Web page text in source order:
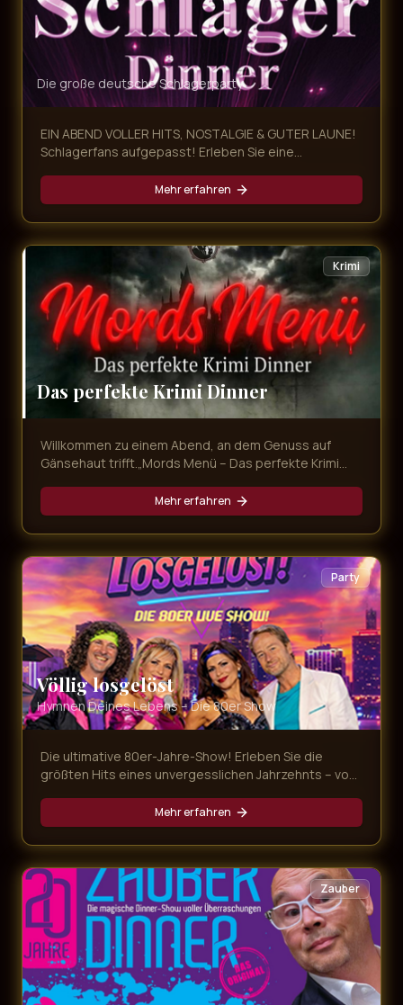
Die große deutsche Schlagerparty
EIN ABEND VOLLER HITS, NOSTALGIE & GUTER LAUNE!
Schlagerfans aufgepasst! Erleben Sie eine
musikalische Zeitreise von den 60ern bis heute
mitnimmt. Freuen Sie sich auf unvergessliche
Evergreens, emotionale Balladen und Partykracher
von den größten Schlagerstars – live präsentiert in
exklusivem Ambiente und begleitet von einem
köstlichen Dinner!
Mehr erfahren
Krimi
Das perfekte Krimi Dinner
Willkommen zu einem Abend, an dem Genuss auf
Gänsehaut trifft.„Mords Menü – Das perfekte Krimi
interaktives Erlebnis voller Intrigen, Geheimnisse und
überraschender Wendungen. Während Sie ein
exquisites Mehr-Gänge-Menü genießen, entfaltet
sich direkt vor Ihren Augen ein packender Kriminalfall.
Mehr erfahren
Party
Völlig losgelöst
Hymnen Deines Lebens – Die 80er Show
Die ultimative 80er-Jahre-Show! Erleben Sie die
größten Hits eines unvergesslichen Jahrzehnts – von
Zeitreise in die Ära der Neonfarben und legendären
Popsongs.
Mehr erfahren
Zauber